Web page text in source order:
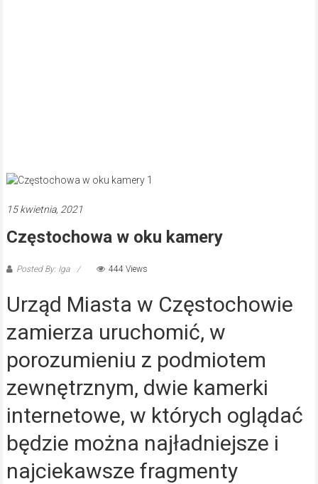
15 kwietnia, 2021
Częstochowa w oku kamery
Posted By: Iga 444 Views
Urząd Miasta w Częstochowie
zamierza uruchomić, w
porozumieniu z podmiotem
zewnętrznym, dwie kamerki
internetowe, w których oglądać
będzie można najładniejsze i
najciekawsze fragmenty